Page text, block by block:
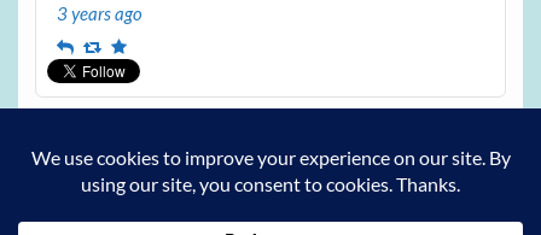
3 years ago
ReplyRetweet
Favourite
Archives
Archives